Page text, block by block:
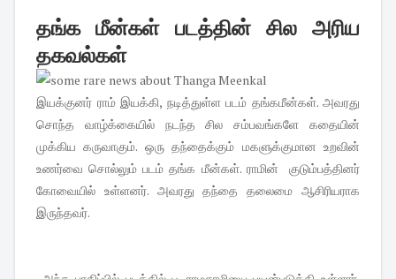
தங்க மீன்கள் படத்தின் சில அரிய
தகவல்கள்
இயக்குனர் ராம் இயக்கி, நடித்துள்ள படம் தங்கமீன்கள். அவரது
சொந்த வாழ்க்கையில் நடந்த சில சம்பவங்களே கதையின்
முக்கிய கருவாகும். ஒரு தந்தைக்கும் மகளுக்குமான உறவின்
உணர்வை சொல்லும் படம் தங்க மீன்கள். ராமின் குடும்பத்தினர்
கோவையில் உள்ளனர். அவரது தந்தை தலைமை ஆசிரியராக
இருந்தவர்.